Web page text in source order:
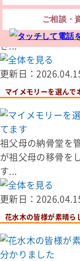
粉骨に少し不安は
いていたので分か
さ...
更新日：
マイメモリーを選んで
祖父母の納骨堂を
が祖父母の移骨を
す...
更新日：
花水木の皆様が素晴ら
ご相談・